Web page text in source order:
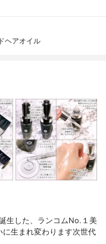
ヘアオイル
生した、ランコムNo.１美
生まれ変わります次世代